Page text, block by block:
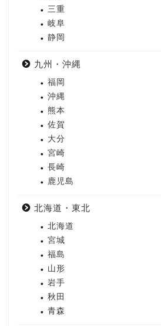
三重
岐阜
静岡
九州・沖縄
福岡
沖縄
熊本
佐賀
大分
宮崎
長崎
鹿児島
北海道・東北
北海道
宮城
福島
山形
岩手
秋田
青森